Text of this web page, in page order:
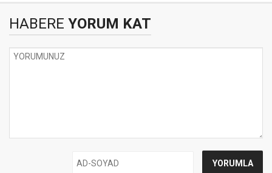
HABERE YORUM KAT